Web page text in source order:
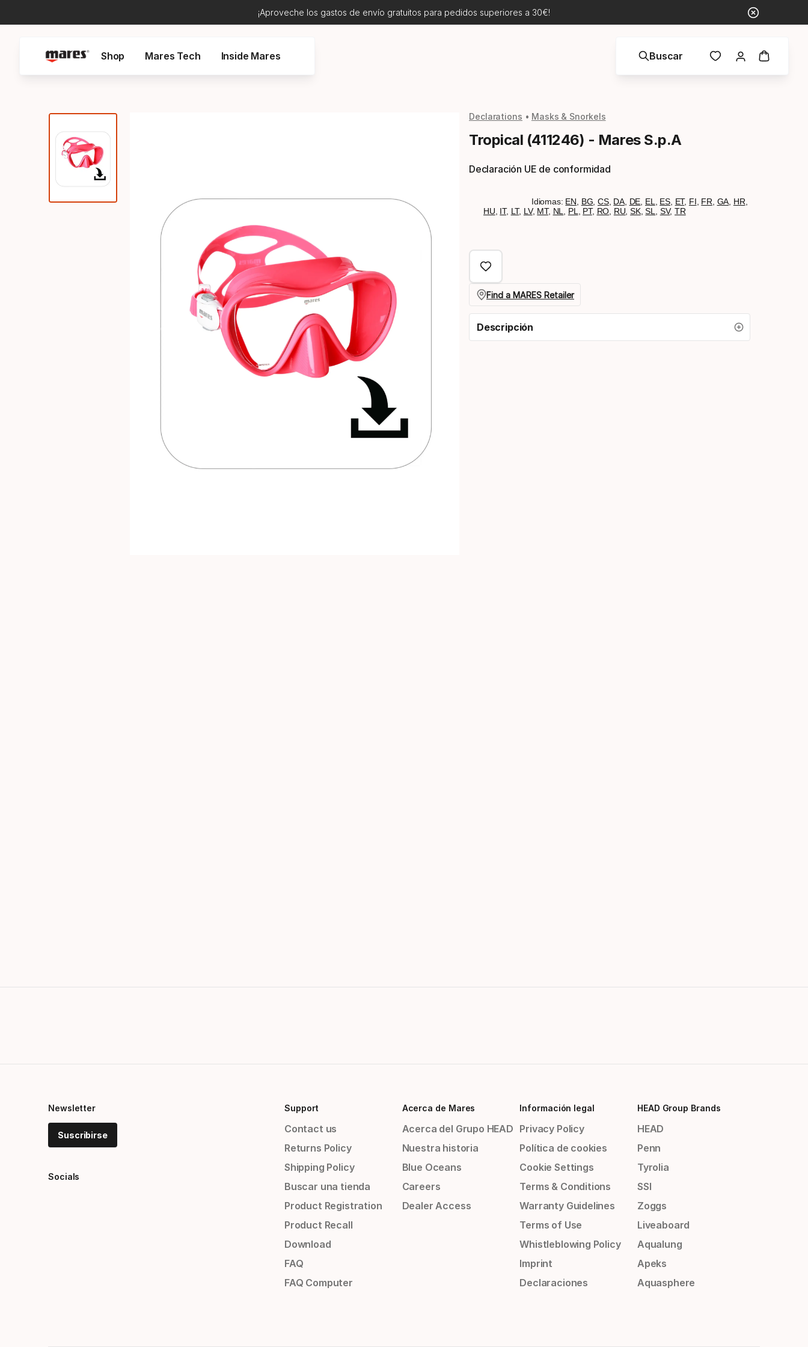
¡Aproveche los gastos de envío gratuitos para pedidos superiores a 30€!
Shop Mares Tech Inside Mares Buscar
Declarations Masks & Snorkels
Tropical (411246) - Mares S.p.A
Declaración UE de conformidad
Idiomas: EN BG ,CS, DA DE EL ES, ET, FI FR GA HR
HU IT, LT, LV, MT, NL PL PT, RO RU ,SK,SL SV,TR
Find a MARES Retailer
Descripción
Newsletter
Suscribirse
Socials
Support
Contact us
Returns Policy
Shipping Policy
Buscar una tienda
Product Registration
Product Recall
Download
FAQ
FAQ Computer
Acerca de Mares
Acerca del Grupo HEAD
Nuestra historia
Blue Oceans
Careers
Dealer Access
Información legal
Privacy Policy
Política de cookies
Cookie Settings
Terms & Conditions
Warranty Guidelines
Terms of Use
Whistleblowing Policy
Imprint
Declaraciones
HEAD Group Brands
HEAD
Penn
Tyrolia
SSI
Zoggs
Liveaboard
Aqualung
Apeks
Aquasphere